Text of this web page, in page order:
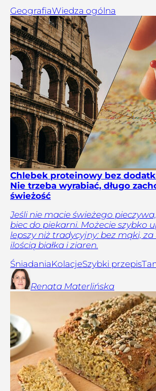
GeografiaWiedza ogólna
Chlebek proteinowy bez
Nie trzeba wyrabiać, długo
świeżość
Jeśli nie macie świeżego
biec do piekarni. Możecie szybko
lepszy niż tradycyjny: bez mąki,
ilością białka i ziaren.
ŚniadaniaKolacjeSzybki przepis
Renata Materlińska